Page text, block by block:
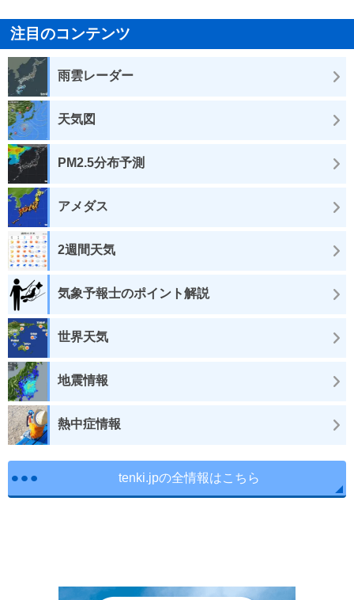
注目のコンテンツ
雨雲レーダー
天気図
PM2.5分布予測
アメダス
2週間天気
気象予報士のポイント解説
世界天気
地震情報
熱中症情報
tenki.jpの全情報はこちら